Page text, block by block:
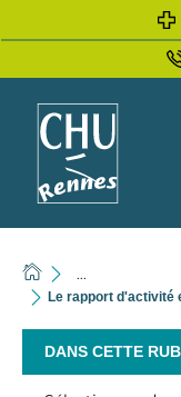
...
Le rapport d'activité
DANS CETTE